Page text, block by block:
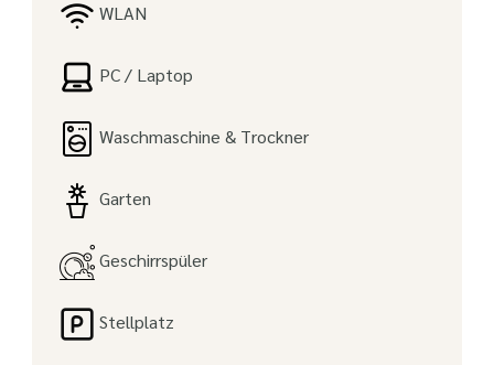
WLAN
PC / Laptop
Waschmaschine & Trockner
Garten
Geschirrspüler
Stellplatz